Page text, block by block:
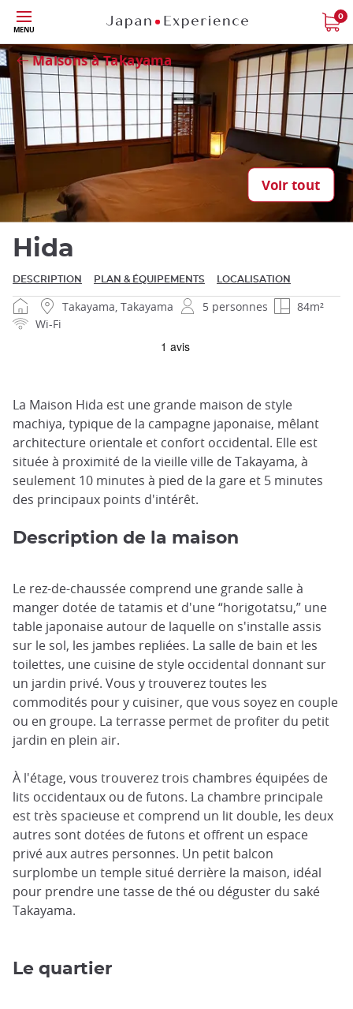
Skip
to
main
content
MENU
0
Maisons à Takayama
Voir tout
Fermer
Hida
DESCRIPTION PLAN & ÉQUIPEMENTS LOCALISATION
Takayama, Takayama 5 personnes
84m²
Wi-Fi
La Maison Hida est une grande maison de style
machiya, typique de la campagne japonaise, mêlant
architecture orientale et confort occidental. Elle est
située à proximité de la vieille ville de Takayama, à
seulement 10 minutes à pied de la gare et 5 minutes
des principaux points d'intérêt.
Description de la maison
Le rez-de-chaussée comprend une grande salle à
manger dotée de tatamis et d'une “horigotatsu,” une
table japonaise autour de laquelle on s'installe assis
sur le sol, les jambes repliées. La salle de bain et les
toilettes, une cuisine de style occidental donnant sur
un jardin privé. Vous y trouverez toutes les
commodités pour y cuisiner, que vous soyez en couple
ou en groupe. La terrasse permet de profiter du petit
jardin en plein air.
À l'étage, vous trouverez trois chambres équipées de
lits occidentaux ou de futons. La chambre principale
est très spacieuse et comprend un lit double, les deux
autres sont dotées de futons et offrent un espace
privé aux autres personnes. Un petit balcon
surplombe un temple situé derrière la maison, idéal
pour prendre une tasse de thé ou déguster du saké
Takayama.
Le quartier